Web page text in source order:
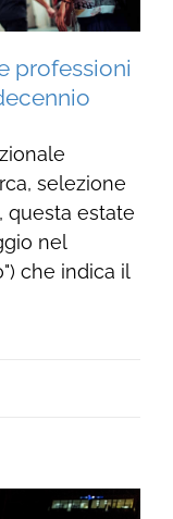
professioni
selezione
questa estate
nel
che indica il